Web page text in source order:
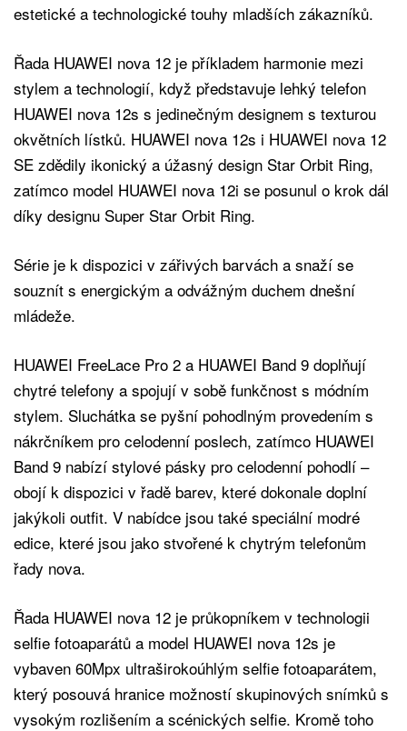
estetické a technologické touhy mladších zákazníků.
Řada HUAWEI nova 12 je příkladem harmonie mezi
stylem a technologií, když představuje lehký telefon
HUAWEI nova 12s s jedinečným designem s texturou
okvětních lístků. HUAWEI nova 12s i HUAWEI nova 12
SE zdědily ikonický a úžasný design Star Orbit Ring,
zatímco model HUAWEI nova 12i se posunul o krok dál
díky designu Super Star Orbit Ring.
Série je k dispozici v zářivých barvách a snaží se
souznít s energickým a odvážným duchem dnešní
mládeže.
HUAWEI FreeLace Pro 2 a HUAWEI Band 9 doplňují
chytré telefony a spojují v sobě funkčnost s módním
stylem. Sluchátka se pyšní pohodlným provedením s
nákrčníkem pro celodenní poslech, zatímco HUAWEI
Band 9 nabízí stylové pásky pro celodenní pohodlí –
obojí k dispozici v řadě barev, které dokonale doplní
jakýkoli outfit. V nabídce jsou také speciální modré
edice, které jsou jako stvořené k chytrým telefonům
řady nova.
Řada HUAWEI nova 12 je průkopníkem v technologii
selfie fotoaparátů a model HUAWEI nova 12s je
vybaven 60Mpx ultraširokoúhlým selfie fotoaparátem,
který posouvá hranice možností skupinových snímků s
vysokým rozlišením a scénických selfie. Kromě toho